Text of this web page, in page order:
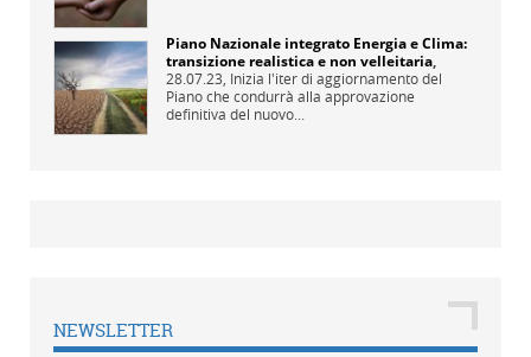
Piano Nazionale integrato Energia e Clima:
transizione realistica e non velleitaria,
28.07.23, Inizia l'iter di aggiornamento del
Piano che condurrà alla approvazione
definitiva del nuovo...
NEWSLETTER